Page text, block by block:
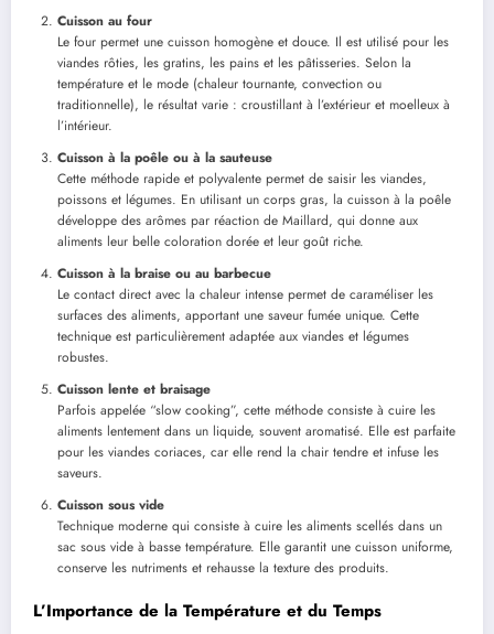
Cuisson au four
Le four permet une cuisson homogène et douce. Il est utilisé pour les
viandes rôties, les gratins, les pains et les pâtisseries. Selon la
température et le mode (chaleur tournante, convection ou
traditionnelle), le résultat varie : croustillant à l’extérieur et moelleux à
l’intérieur.
Cuisson à la poêle ou à la sauteuse
Cette méthode rapide et polyvalente permet de saisir les viandes,
poissons et légumes. En utilisant un corps gras, la cuisson à la poêle
développe des arômes par réaction de Maillard, qui donne aux
aliments leur belle coloration dorée et leur goût riche.
Cuisson à la braise ou au barbecue
Le contact direct avec la chaleur intense permet de caraméliser les
surfaces des aliments, apportant une saveur fumée unique. Cette
technique est particulièrement adaptée aux viandes et légumes
robustes.
Cuisson lente et braisage
Parfois appelée “slow cooking”, cette méthode consiste à cuire les
aliments lentement dans un liquide, souvent aromatisé. Elle est parfaite
pour les viandes coriaces, car elle rend la chair tendre et infuse les
saveurs.
Cuisson sous vide
Technique moderne qui consiste à cuire les aliments scellés dans un
sac sous vide à basse température. Elle garantit une cuisson uniforme,
conserve les nutriments et rehausse la texture des produits.
L’Importance de la Température et du Temps